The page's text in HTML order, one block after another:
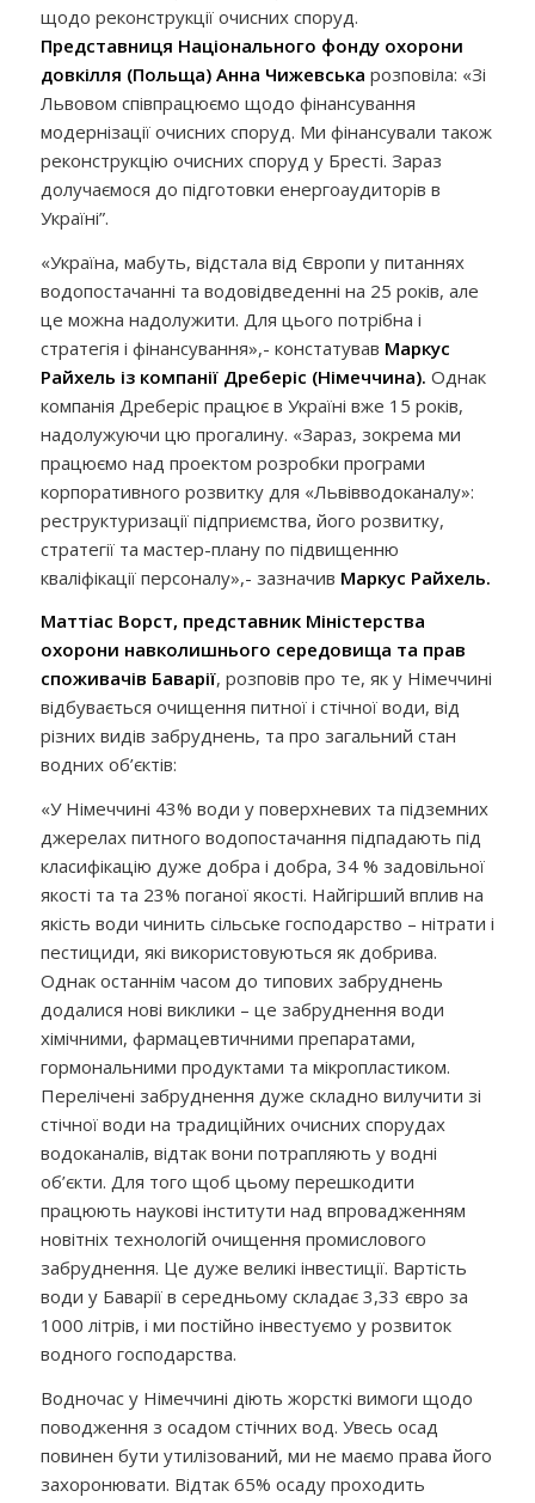
щодо реконструкції очисних споруд.
Представниця Національного фонду охорони
довкілля (Польща) Анна Чижевська розповіла: «Зі
Львовом співпрацюємо щодо фінансування
модернізації очисних споруд. Ми фінансували також
реконструкцію очисних споруд у Бресті. Зараз
долучаємося до підготовки енергоаудиторів в
Україні”.
«Україна, мабуть, відстала від Європи у питаннях
водопостачанні та водовідведенні на 25 років, але
це можна надолужити. Для цього потрібна і
стратегія і фінансування»,- констатував Маркус
Райхель із компанії Дреберіс (Німеччина). Однак
компанія Дреберіс працює в Україні вже 15 років,
надолужуючи цю прогалину. «Зараз, зокрема ми
працюємо над проектом розробки програми
корпоративного розвитку для «Львівводоканалу»:
реструктуризації підприємства, його розвитку,
стратегії та мастер-плану по підвищенню
кваліфікації персоналу»,- зазначив Маркус Райхель.
Маттіас Ворст, представник Міністерства
охорони навколишнього середовища та прав
споживачів Баварії, розповів про те, як у Німеччині
відбувається очищення питної і стічної води, від
різних видів забруднень, та про загальний стан
водних об’єктів:
«У Німеччині 43% води у поверхневих та підземних
джерелах питного водопостачання підпадають під
класифікацію дуже добра і добра, 34 % задовільної
якості та та 23% поганої якості. Найгірший вплив на
якість води чинить сільське господарство – нітрати і
пестициди, які використовуються як добрива.
Однак останнім часом до типових забруднень
додалися нові виклики – це забруднення води
хімічними, фармацевтичними препаратами,
гормональними продуктами та мікропластиком.
Перелічені забруднення дуже складно вилучити зі
стічної води на традиційних очисних спорудах
водоканалів, відтак вони потрапляють у водні
об’єкти. Для того щоб цьому перешкодити
працюють наукові інститути над впровадженням
новітніх технологій очищення промислового
забруднення. Це дуже великі інвестиції. Вартість
води у Баварії в середньому складає 3,33 євро за
1000 літрів, і ми постійно інвестуємо у розвиток
водного господарства.
Водночас у Німеччині діють жорсткі вимоги щодо
поводження з осадом стічних вод. Увесь осад
повинен бути утилізований, ми не маємо права його
захоронювати. Відтак 65% осаду проходить